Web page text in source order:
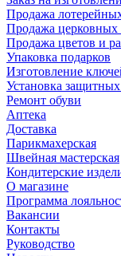
Продажа
Продажа церковных
Продажа цветов и
Упаковка подарков
Изготовление
Установка защитных
Ремонт обуви
Аптека
Доставка
Парикмахерская
Швейная мастерская
Кондитерские
О магазине
Программа
Вакансии
Контакты
Руководство